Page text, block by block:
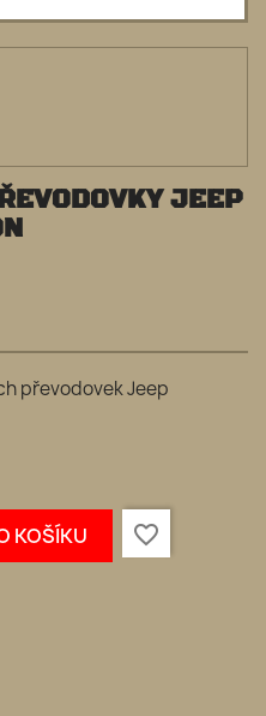
JEEP
převodovek Jeep
KOŠÍKU favorite_border